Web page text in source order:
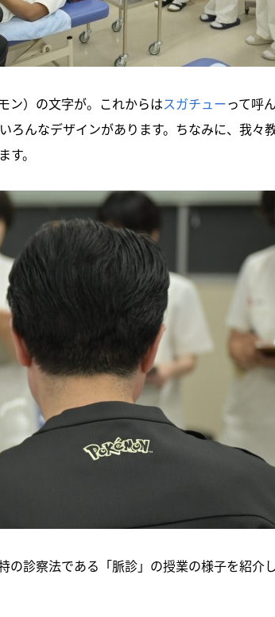
ン）の文字が。これからはスガチューって呼
ろんなデザインがあります。ちなみに、我
。
の診察法である「脈診」の授業の様子を紹介